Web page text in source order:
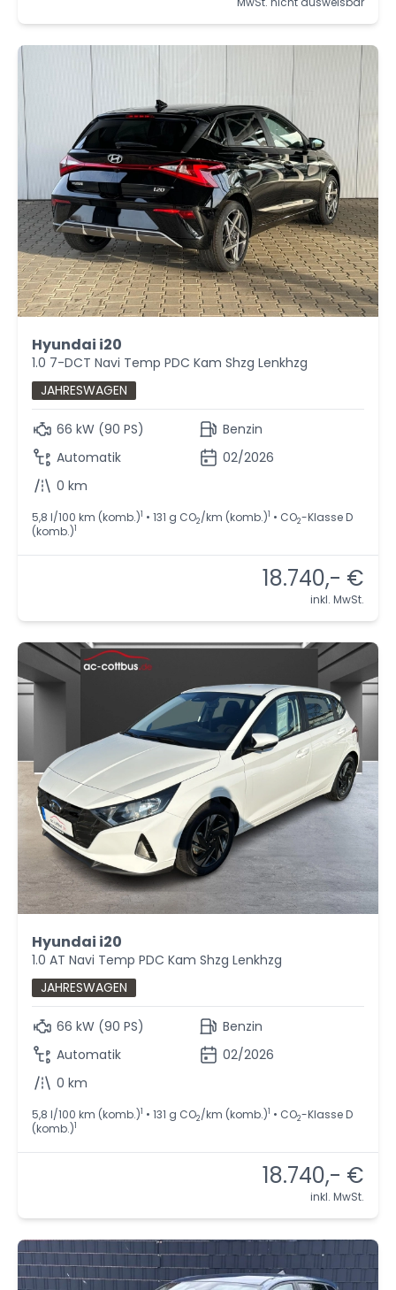
Hyundai i20
1.0 7-DCT Navi Temp PDC Kam Shzg Lenkhzg
JAHRESWAGEN
66 kW (90 PS)
Automatik
0 km
Benzin
02/2026
5,8 l/100 km (komb.)1 • 131 g CO2/km (komb.)1 • CO2-Klasse D
(komb.)1
18.740,- €
inkl. MwSt.
Hyundai i20
1.0 AT Navi Temp PDC Kam Shzg Lenkhzg
JAHRESWAGEN
66 kW (90 PS)
Automatik
0 km
Benzin
02/2026
5,8 l/100 km (komb.)1 • 131 g CO2/km (komb.)1 • CO2-Klasse D
(komb.)1
18.740,- €
inkl. MwSt.